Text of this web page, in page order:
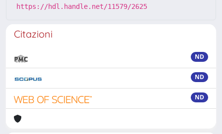
https://hdl.handle.net/11579/2625
Citazioni
ND
ND
ND